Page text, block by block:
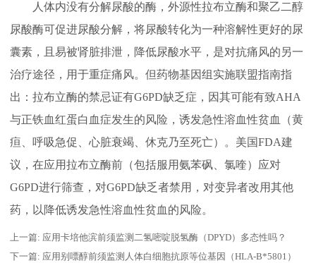
人体内没有分解尿酸的酶，外源性拉布立酶和聚乙二醇
尿酸酶可促进尿酸分解，将尿酸转化为一种溶解性更好的尿
囊素，且易被肾脏排泄，降低尿酸水平，是对抗痛风的另一
治疗途径，用于重症痛风。但药物基因组实施联盟指南指
出：拉布立酶的禁忌证有G6PD缺乏症，因其可能有致AHA
与正铁血红蛋白血症发生的风险，诱发急性溶血性贫血（黄
疸、呼吸急促、心脏衰竭、休克乃至死亡）。美国FDA建
议，在应用拉布立酶前（包括服用氨苯砜、氯喹）应对
G6PD进行筛查，对G6PD缺乏者禁用，对变异者改用其他
药，以降低诱发急性溶血性贫血的风险。
上一篇: 应用卡培他滨前须监测二氢嘧啶脱氢酶（DPYD）多态性吗？
下一篇: 应用别嘌醇前须监测人体白细胞抗原等位基因（HLA-B*5801）